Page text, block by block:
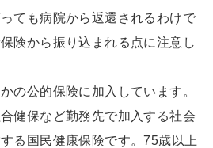
ても病院から返還されるわけで
険から振り込まれる点に注意し
の公的保険に加入しています。
健保など勤務先で加入する社会
る国民健康保険です。75歳以上